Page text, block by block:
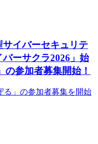
イバーセキュリテ
ーサクラ2026」始
参加者募集開始！
る」の参加者募集を開始